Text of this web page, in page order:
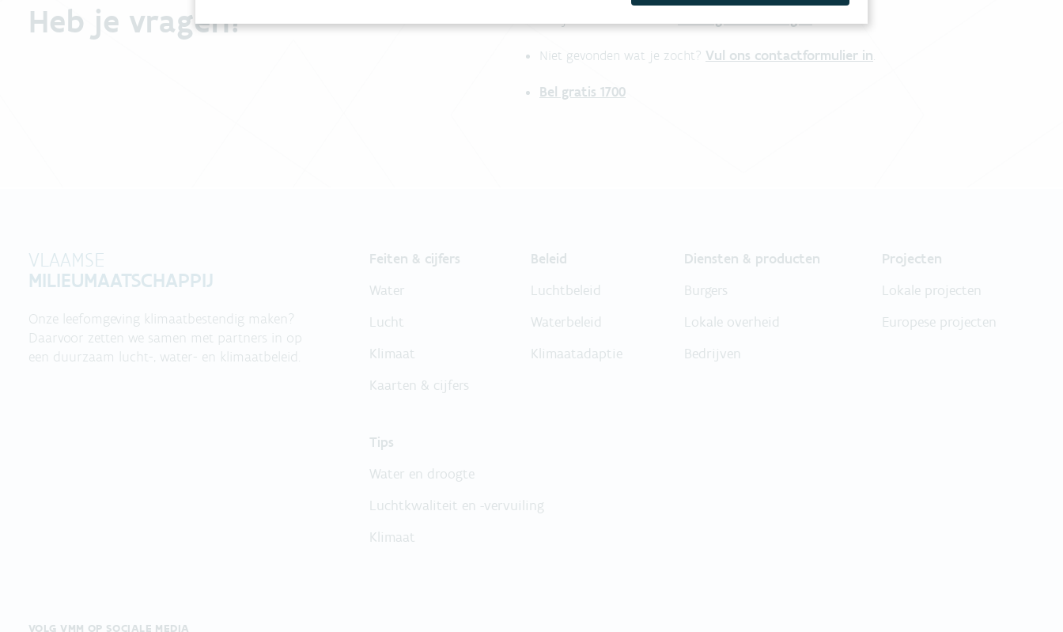
Heb je vragen? meestgestelde vragen
Niet gevonden wat je zocht? Vul ons contactformulier in.
Bel gratis 1700
VLAAMSE
MILIEUMAATSCHAPPIJ
Onze leefomgeving klimaatbestendig maken?
Daarvoor zetten we samen met partners in op
een duurzaam lucht-, water- en klimaatbeleid.
VOLG VMM OP SOCIALE MEDIA
Feiten & cijfers
Water
Lucht
Klimaat
Kaarten & cijfers
Beleid
Luchtbeleid
Waterbeleid
Klimaatadaptie
Diensten & producten
Burgers
Lokale overheid
Bedrijven
Projecten
Lokale projecten
Europese projecten
Tips
Water en droogte
Luchtkwaliteit en -vervuiling
Klimaat